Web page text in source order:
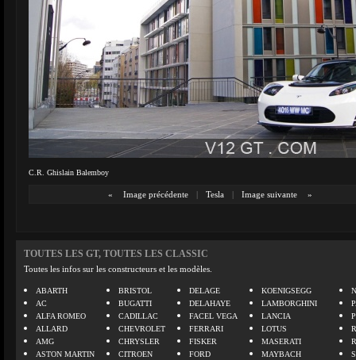
C.R. Ghislain Balemboy
« Image précédente | Tesla | Image suivante »
TOUTES LES GT, TOUTES LES CLASSIC
Toutes les infos sur les constructeurs et les modèles.
ABARTH
AC
ALFA ROMEO
ALLARD
AMG
ASTON MARTIN
BRISTOL
BUGATTI
CADILLAC
CHEVROLET
CHRYSLER
CITROEN
DELAGE
DELAHAYE
FACEL VEGA
FERRARI
FISKER
FORD
KOENIGSEGG
LAMBORGHINI
LANCIA
LOTUS
MASERATI
MAYBACH